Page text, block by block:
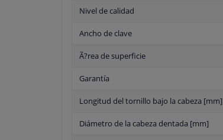
Nivel de calidad
Ancho de clave
Ã?rea de superficie
Garantía
Longitud del tornillo bajo la cabeza [mm]
Diámetro de la cabeza dentada [mm]